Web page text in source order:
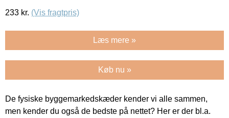
233 kr. (Vis fragtpris)
Læs mere »
Køb nu »
De fysiske byggemarkedskæder kender vi alle sammen,
men kender du også de bedste på nettet? Her er der bl.a.